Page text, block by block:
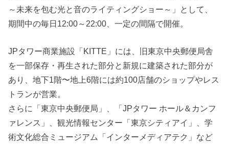
～未来を包む光と音のライティングショー～」として、
期間中の毎日12:00～22:00、一定の間隔で開催。
JPタワー商業施設「KITTE」には、旧東京中央郵便局舎
を一部保存・再生された部分と新規に建築された部分が
あり、地下1階〜地上6階には約100店舗のショップやレス
トランが営業。
さらに「東京中央郵便局」、「JPタワー ホール＆カンフ
ァレンス」、観光情報センター「東京シティアイ」、学
術文化総合ミュージアム「インターメディアテク」など